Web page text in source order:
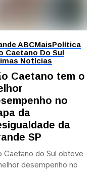
ABCMaisPolítica
Caetano Do Sul
Notícias
Caetano tem o
no
da
da
SP
Caetano do Sul obteve
desempenho no